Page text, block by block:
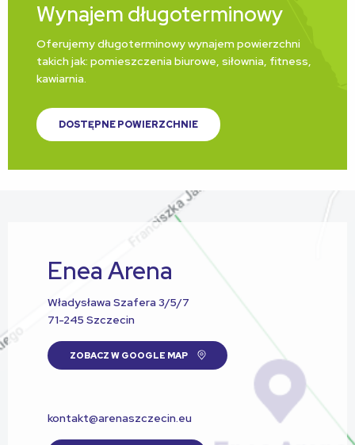
Wynajem długoterminowy
Oferujemy długoterminowy wynajem powierzchni
takich jak: pomieszczenia biurowe, siłownia, fitness,
kawiarnia.
DOSTĘPNE POWIERZCHNIE
Enea Arena
Władysława Szafera 3/5/7
71-245 Szczecin
ZOBACZ W GOOGLE MAP
kontakt@arenaszczecin.eu